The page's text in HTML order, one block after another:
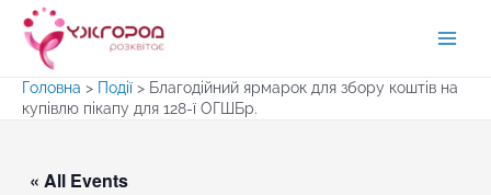
Перейти
вмісту
Головна > Події > Благодійний ярмарок для збору коштів на
купівлю пікапу для 128-ї ОГШБр.
« All Events